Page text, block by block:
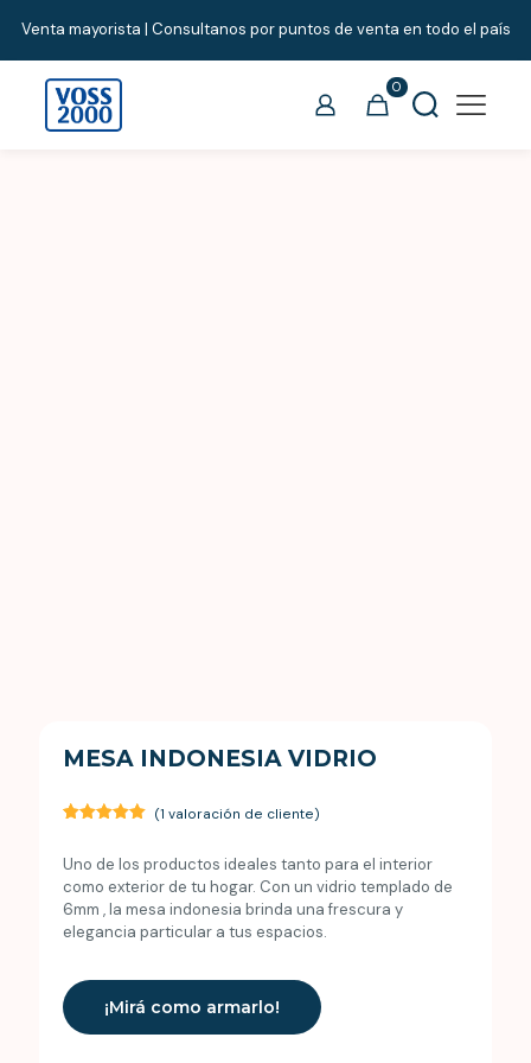
Venta mayorista | Consultanos por puntos de venta en todo el país
0
MESA INDONESIA VIDRIO
5 basado
en
puntuación
de cliente
(1 valoración de cliente)
Uno de los productos ideales tanto para el interior
como exterior de tu hogar. Con un vidrio templado de
6mm , la mesa indonesia brinda una frescura y
elegancia particular a tus espacios.
¡Mirá como armarlo!